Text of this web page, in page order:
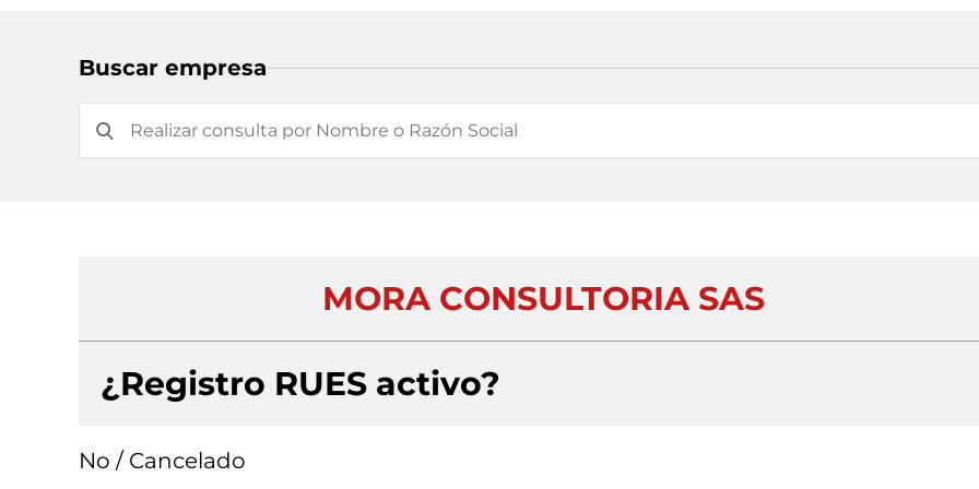
Buscar empresa
MORA CONSULTORIA SAS
¿Registro RUES activo?
No / Cancelado